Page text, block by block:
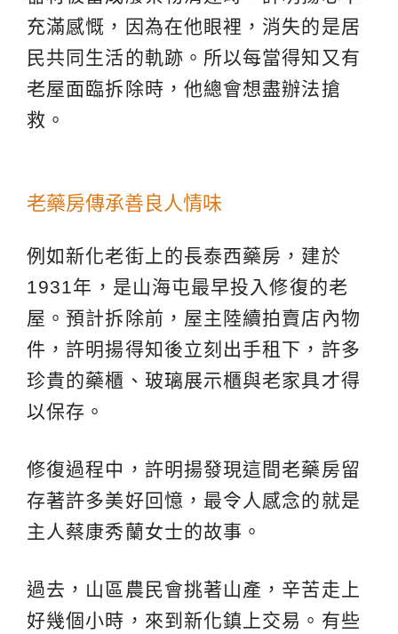
充滿感慨，因為在他眼裡，消失的是居
民共同生活的軌跡。所以每當得知又有
老屋面臨拆除時，他總會想盡辦法搶
救。
老藥房傳承善良人情味
例如新化老街上的長泰西藥房，建於
1931年，是山海屯最早投入修復的老
屋。預計拆除前，屋主陸續拍賣店內物
件，許明揚得知後立刻出手租下，許多
珍貴的藥櫃、玻璃展示櫃與老家具才得
以保存。
修復過程中，許明揚發現這間老藥房留
存著許多美好回憶，最令人感念的就是
主人蔡康秀蘭女士的故事。
過去，山區農民會挑著山產，辛苦走上
好幾個小時，來到新化鎮上交易。有些